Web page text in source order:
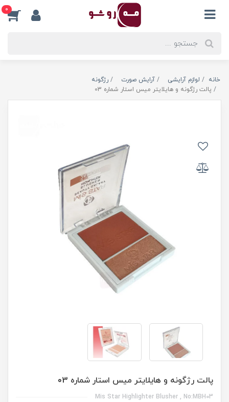
0
خانه لوازم آرایشی آرایش صورت
رژگونه
پالت رژگونه و هایلایتر میس استار شماره 03
پالت رژگونه و هایلایتر میس استار شماره 03
Mis Star Highlighter Blusher , No:MBH03